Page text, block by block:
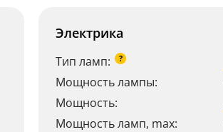
Электрика
Тип ламп: ?
Мощность лампы:
Мощность:
Мощность ламп, max: